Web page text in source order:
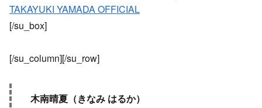
TAKAYUKI YAMADA OFFICIAL
[/su_box]
[/su_column][/su_row]
木南晴夏（きなみ はるか）